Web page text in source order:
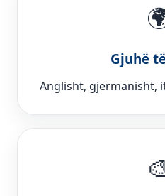
Gjuhë
Anglisht, gjermanisht,